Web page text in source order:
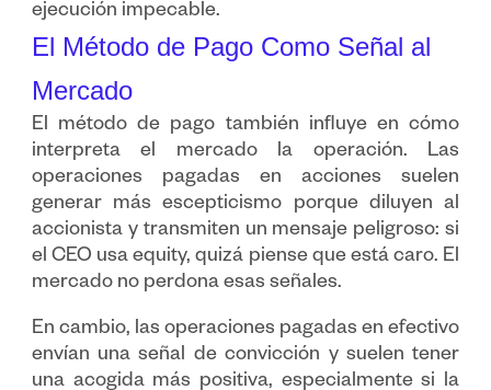
ejecución impecable.
El Método de Pago Como Señal al
Mercado
El método de pago también influye en cómo
interpreta el mercado la operación. Las
operaciones pagadas en acciones suelen
generar más escepticismo porque diluyen al
accionista y transmiten un mensaje peligroso: si
el CEO usa equity, quizá piense que está caro. El
mercado no perdona esas señales.
En cambio, las operaciones pagadas en efectivo
envían una señal de convicción y suelen tener
una acogida más positiva, especialmente si la